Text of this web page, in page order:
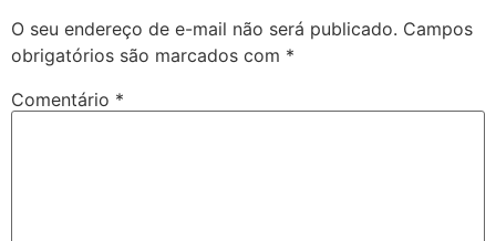
O seu endereço de e-mail não será publicado. Campos
obrigatórios são marcados com *
Comentário *